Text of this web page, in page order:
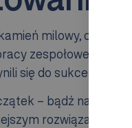
milowy,
zespołowej i
się do sukcesu tego
– bądź na
rozwiązaniom